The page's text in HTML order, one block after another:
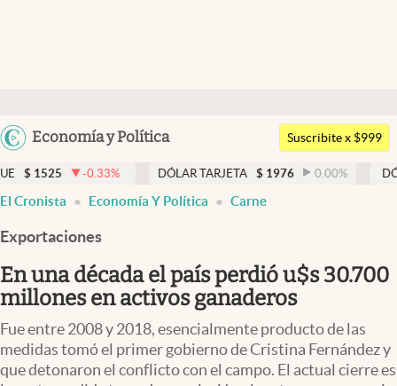
Argentina
Uruguay
Economía y Política
Members
Economía y Política
Finanzas y Mercados
Mercados Online
Negocios
Columnistas
Otras secciones
Apertura
Suscribite x $999
-0.33% DÓLAR TARJETA $ 1976 0.00% DÓLAR MEP $
El Cronista Economía Y Política Carne
Exportaciones
En una década el país perdió u$s 30.700
millones en activos ganaderos
Fue entre 2008 y 2018, esencialmente producto de las
medidas tomó el primer gobierno de Cristina Fernández y
que detonaron el conflicto con el campo. El actual cierre es